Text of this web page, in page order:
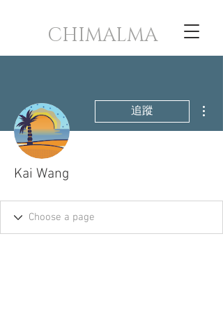
CHIMALMA
追蹤
Kai Wang